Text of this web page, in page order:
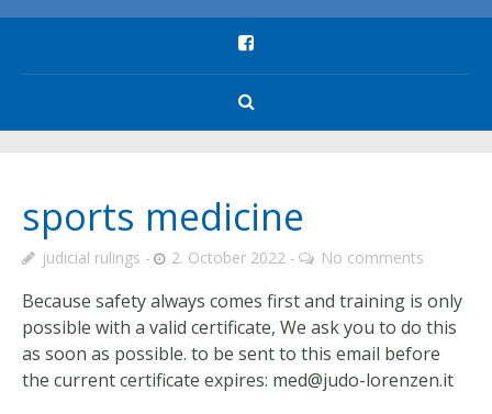
sports medicine
judicial rulings 2. October 2022 No comments
Because safety always comes first and training is only
possible with a valid certificate, We ask you to do this
as soon as possible. to be sent to this email before
the current certificate expires: med@judo-lorenzen.it